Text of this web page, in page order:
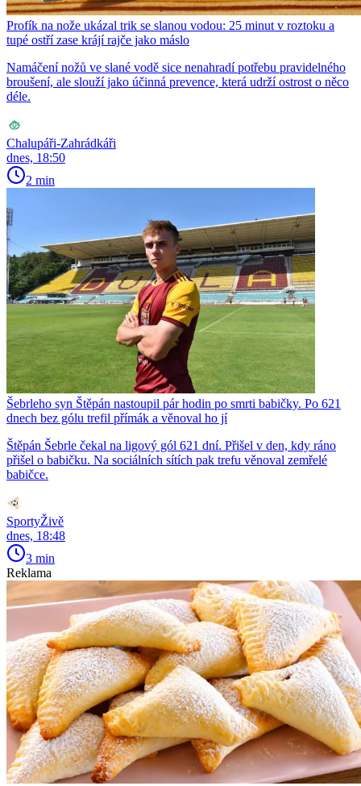
Profík na nože ukázal trik se slanou vodou: 25 minut v roztoku a
tupé ostří zase krájí rajče jako máslo
Namáčení nožů ve slané vodě sice nenahradí potřebu pravidelného
broušení, ale slouží jako účinná prevence, která udrží ostrost o něco
déle.
Chalupáři-Zahrádkáři
dnes, 18:50
2 min
Šebrleho syn Štěpán nastoupil pár hodin po smrti babičky. Po 621
dnech bez gólu trefil přímák a věnoval ho jí
Štěpán Šebrle čekal na ligový gól 621 dní. Přišel v den, kdy ráno
přišel o babičku. Na sociálních sítích pak trefu věnoval zemřelé
babičce.
SportyŽivě
dnes, 18:48
3 min
Reklama